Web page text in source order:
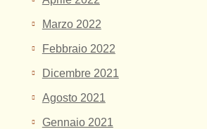
Marzo 2022
Febbraio 2022
Dicembre 2021
Agosto 2021
Gennaio 2021